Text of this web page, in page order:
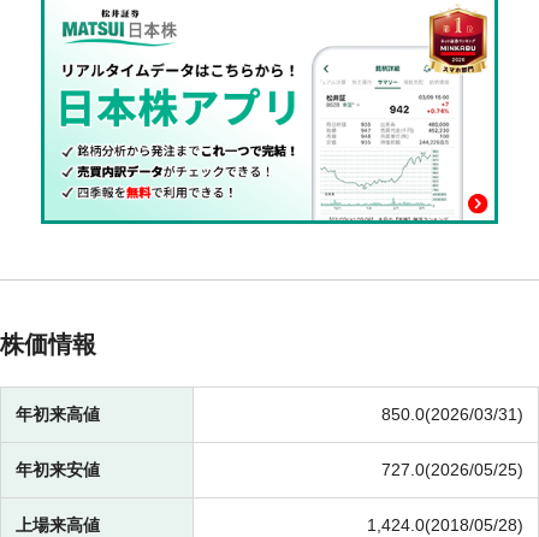
株価情報
年初来高値 850.0(2026/03/31)
年初来安値 727.0(2026/05/25)
上場来高値 1,424.0(2018/05/28)